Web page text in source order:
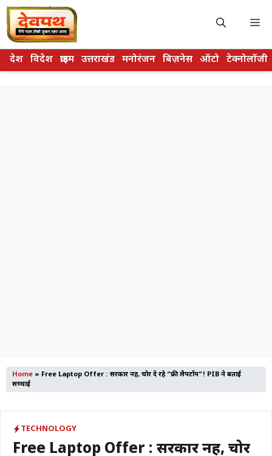
Skip
to
content
देश विदेश क्राइम उत्तराखंड मनोरंजन बिज़नेस ऑटो टेक्नोलॉजी
Home » Free Laptop Offer : सरकार नहीं, चोर दे रहे “फ्री लैपटॉप”! PIB ने बताई
सच्चाई
TECHNOLOGY
Free Laptop Offer : सरकार नहीं, चोर